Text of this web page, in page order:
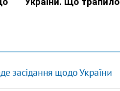
засідання щодо України